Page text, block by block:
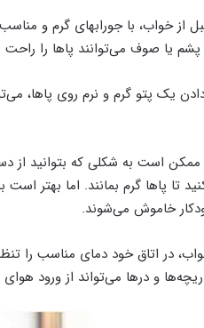
از خواب، با جورابهای گرم و
یا صوف می‌توانند پاها را راحت
دادن یک پتو گرم و نرم روی
ممکن است به شکلی که بتوانید از
تا پاها گرم بمانند. اما بهتر
خاموش می‌شوند.
در اتاق خود دمای مناسب را
و درها می‌تواند از ورود